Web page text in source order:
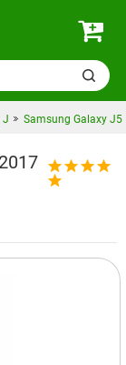
J Samsung Galaxy J5